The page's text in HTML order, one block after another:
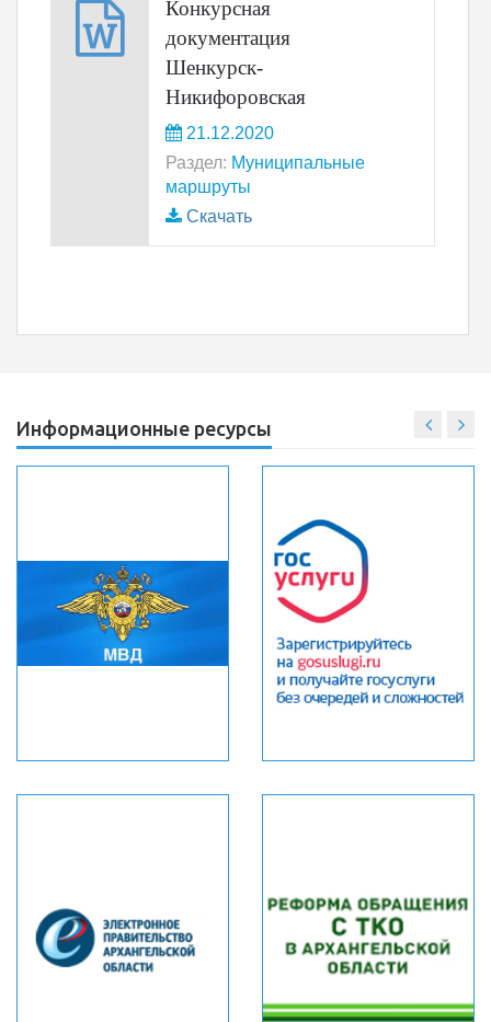
Конкурсная
документация
Шенкурск-
Никифоровская
21.12.2020
Раздел: Муниципальные
маршруты
Скачать
Информационные ресурсы